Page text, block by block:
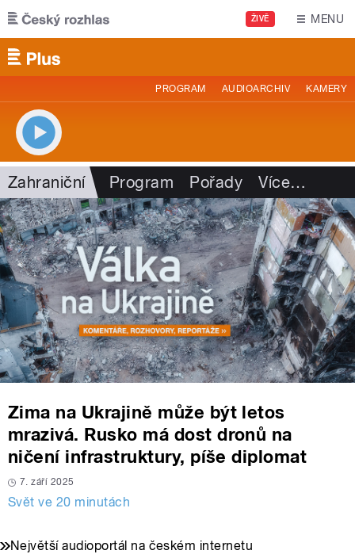
Přejít k hlavnímu obsahu
ŽIVĚ MENU
PROGRAM AUDIOARCHIV KAMERY
Zahraniční Program Pořady Více…
Zima na Ukrajině může být letos
mrazivá. Rusko má dost dronů na
ničení infrastruktury, píše diplomat
7. září 2025
Svět ve 20 minutách
Největší audioportál na českém internetu